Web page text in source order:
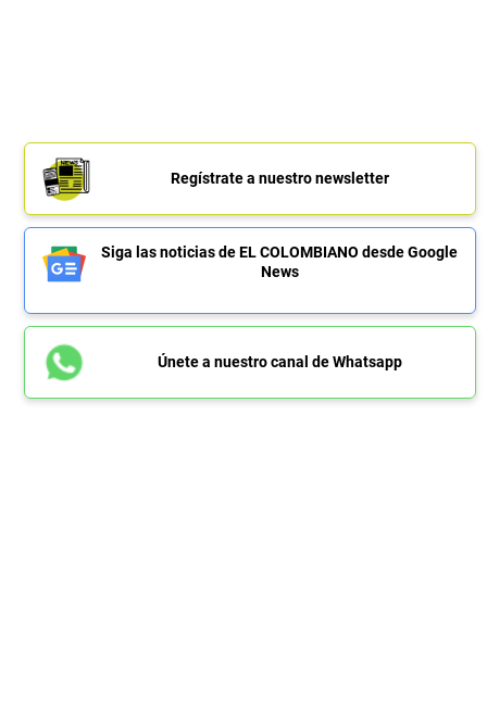
Regístrate a nuestro newsletter
Siga las noticias de EL COLOMBIANO desde Google
News
Únete a nuestro canal de Whatsapp